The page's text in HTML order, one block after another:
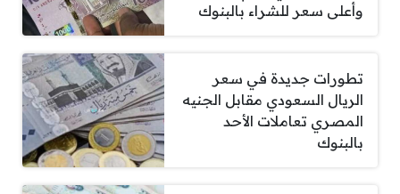
وأعلى سعر للشراء بالبنوك
تطورات جديدة في سعر
الريال السعودي مقابل الجنيه
المصري تعاملات الأحد
بالبنوك